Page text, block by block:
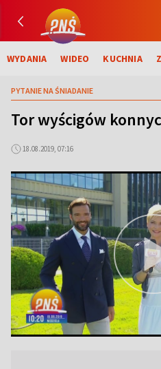
WYDANIA WIDEO KUCHNIA
PYTANIE NA ŚNIADANIE
Tor wyścigów
18.08.2019, 07:16